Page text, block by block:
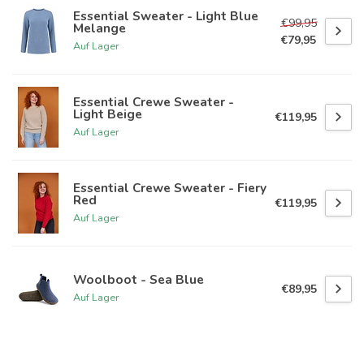
Essential Sweater - Light Blue
Melange
Auf Lager
€99,95
€79,95
Essential Crewe Sweater -
Light Beige
Auf Lager
€119,95
Essential Crewe Sweater - Fiery
Red
Auf Lager
€119,95
Woolboot - Sea Blue
Auf Lager
€89,95